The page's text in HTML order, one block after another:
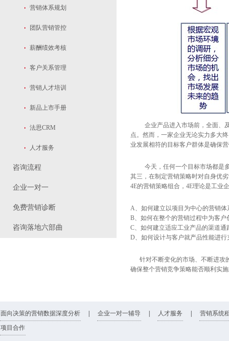
营销体系规划
团队营销管控
薪酬绩效考核
客户关系管理
营销人才培训
新品上市手册
法思CRM
人才服务
咨询流程
企业一对一
免费营销诊断
咨询落地六部曲
企业产品进入市场前，全面、
点。然而，一家企业无论实力多大
业发展相符的目标客户群体是确保
今天，任何一个目标市场都是
其三，在制定营销策略时对自身优
4E的营销策略组合，4E理论是工业
A、如何建立以项目为中心的营销体
B、如何在整个的营销过程中为客
C、如何建立适应工业产品的渠道通
D、如何设计与客户就产品性能进
针对不断变化的市场、不断进攻
确保整个营销竞争策略能否顺利实
面向决策的营销数据深度分析 企业一对一辅导 人才服务
营销系统
项目合作